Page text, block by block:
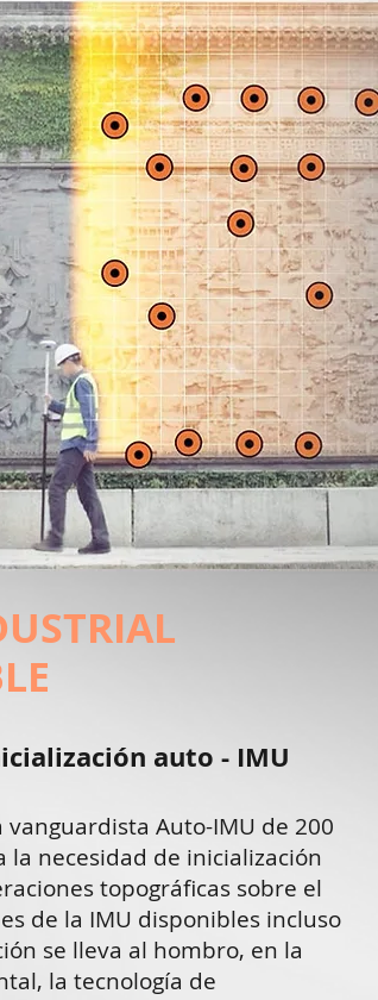
auto - IMU
Auto-IMU de 200
la necesidad de inicialización
topográficas sobre el
de la IMU disponibles incluso
se lleva al hombro, en la
la tecnología de